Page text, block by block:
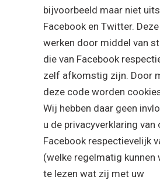
bijvoorbeeld maar niet
Facebook en Twitter.
werken door middel van
die van Facebook
zelf afkomstig zijn. Door
deze code worden
Wij hebben daar geen
u de privacyverklaring van
Facebook respectievelijk
(welke regelmatig kunnen
te lezen wat zij met uw